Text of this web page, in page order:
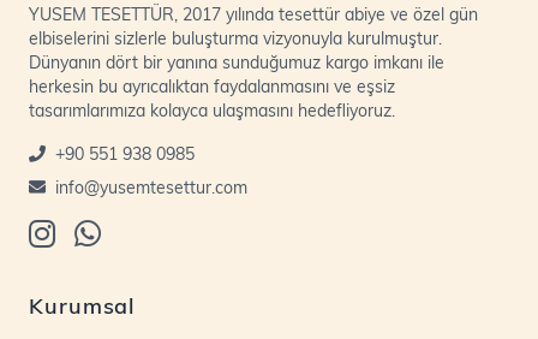
YUSEM TESETTÜR, 2017 yılında tesettür abiye ve özel gün
elbiselerini sizlerle buluşturma vizyonuyla kurulmuştur.
Dünyanın dört bir yanına sunduğumuz kargo imkanı ile
herkesin bu ayrıcalıktan faydalanmasını ve eşsiz
tasarımlarımıza kolayca ulaşmasını hedefliyoruz.
+90 551 938 0985
info@yusemtesettur.com
Kurumsal